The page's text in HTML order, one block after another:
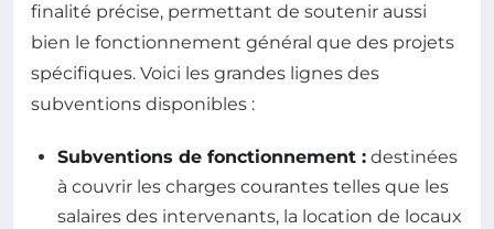
finalité précise, permettant de soutenir aussi
bien le fonctionnement général que des projets
spécifiques. Voici les grandes lignes des
subventions disponibles :
Subventions de fonctionnement : destinées
à couvrir les charges courantes telles que les
salaires des intervenants, la location de locaux